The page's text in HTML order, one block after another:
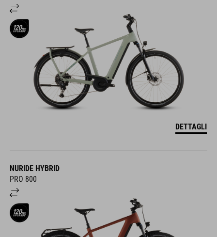
DETTAGLI
NURIDE HYBRID
PRO 800